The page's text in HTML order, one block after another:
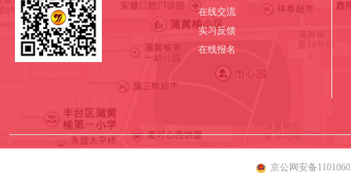
在线交流
实习反馈
在线报名
京公网安备